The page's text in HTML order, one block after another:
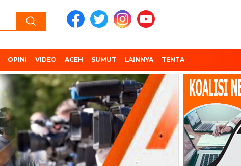
OPINI VIDEO ACEH SUMUT LAINNYA TENTANG KAMI